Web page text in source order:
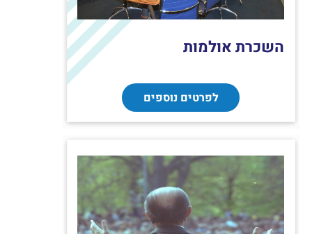
השכרת אולמות
לפרטים נוספים